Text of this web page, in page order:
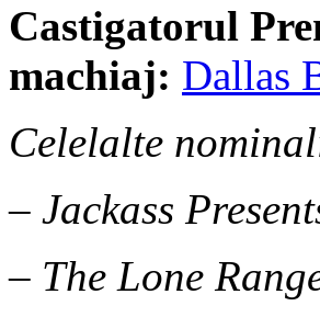
Castigatorul
machiaj: Dallas
Celelalte
– Jackass
– The Lone